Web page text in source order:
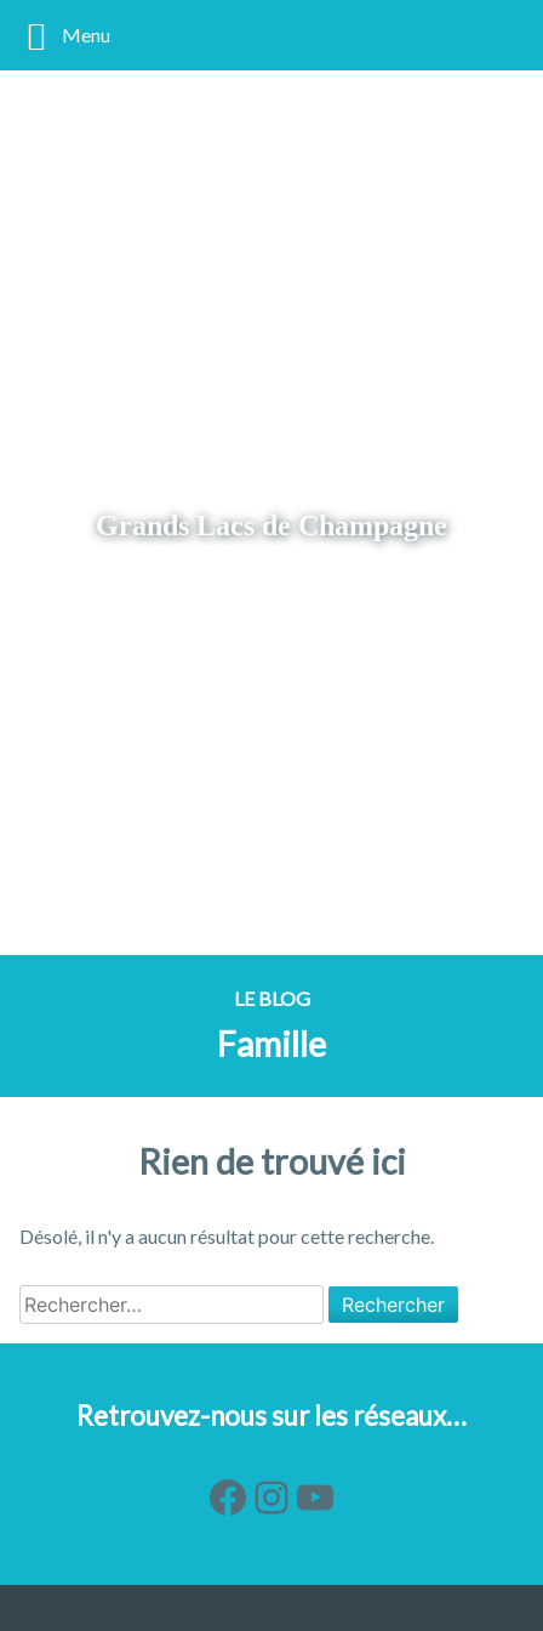
Grands Lacs de Champagne
LE BLOG
Famille
Rien de trouvé ici
Désolé, il n'y a aucun résultat pour cette recherche.
Rechercher :
Retrouvez-nous sur les réseaux…
Facebook
Instagram
YouTube
Menu